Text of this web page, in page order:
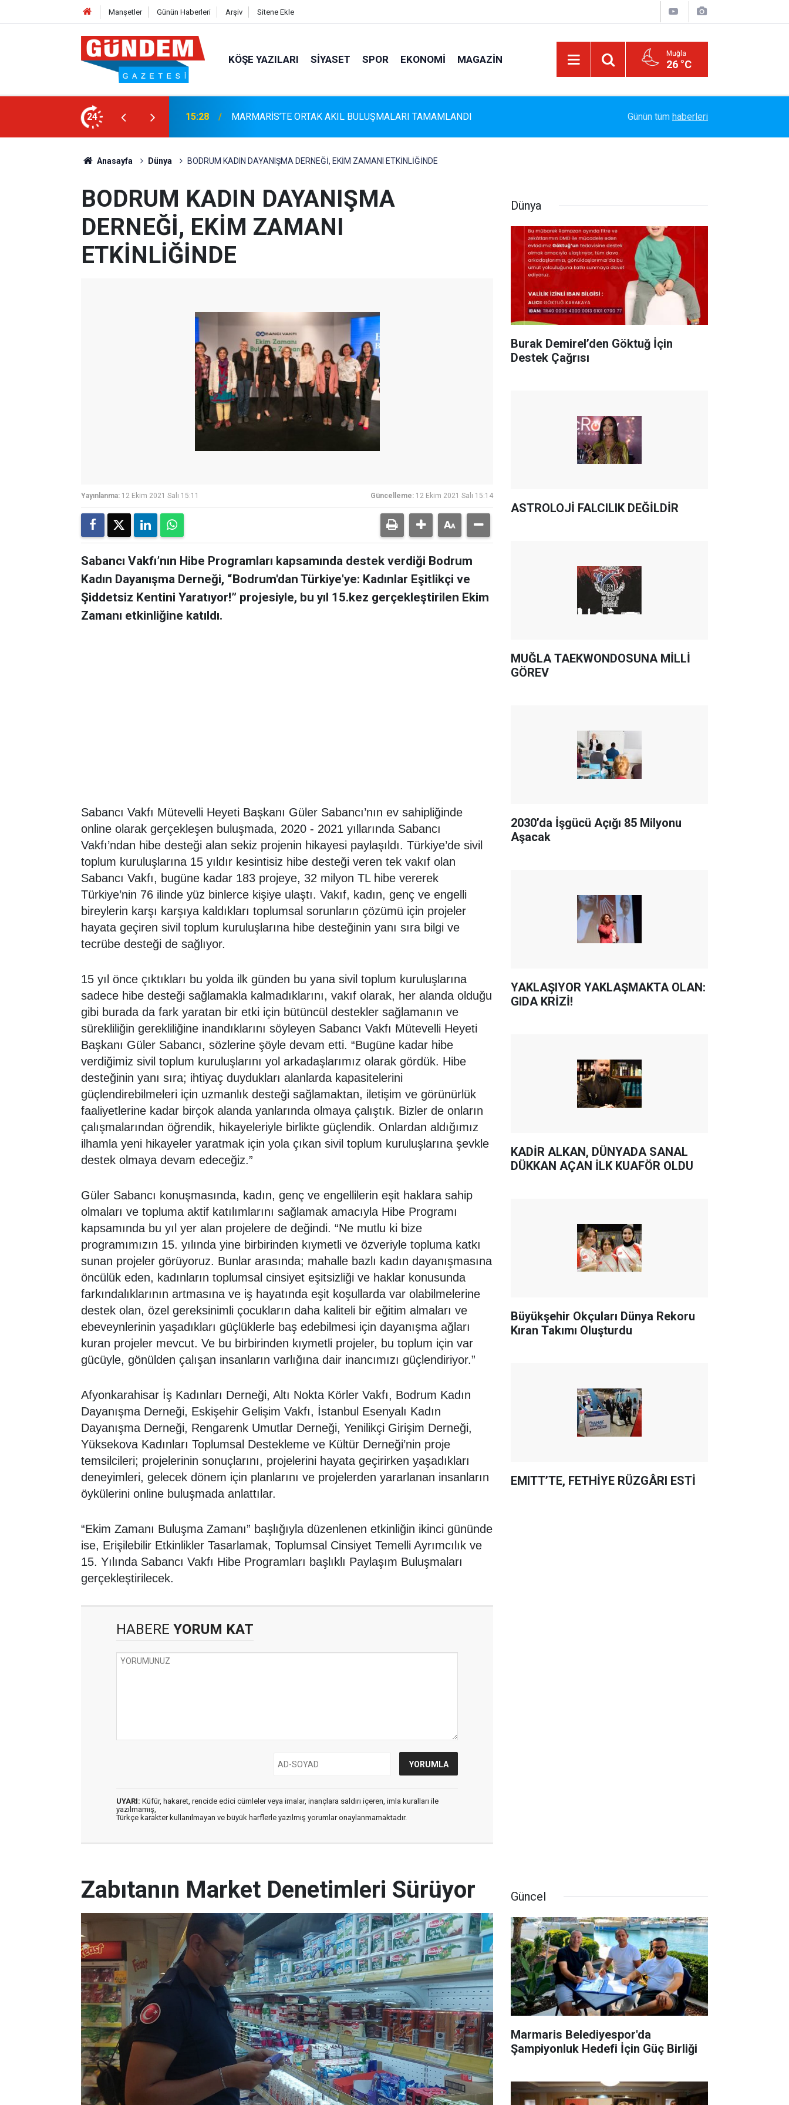
Manşetler Günün Haberleri Arşiv Sitene Ekle
KÖŞE YAZILARI SIYASET SPOR EKONOMI MAGAZIN Muğla
26 °C
24
TAMAMLANDI 14:44 Marmaris'te Çam Ağaçlarına Güvenli Dokunuş: Budama Çalışmaları Sürüyor SİRAÇ İÇİN LUNAPARKTA BULUŞUYORUZ
Günün tüm haberleri
Anasayfa Dünya BODRUM KADIN DAYANIŞMA DERNEĞİ, EKİM ZAMANI ETKİNLİĞİNDE
BODRUM KADIN DAYANIŞMA
DERNEĞİ, EKİM ZAMANI
ETKİNLİĞİNDE
Yayınlanma: 12 Ekim 2021 Salı 15:11 Güncelleme: 12 Ekim 2021 Salı 15:14
Sabancı Vakfı’nın Hibe Programları kapsamında destek verdiği Bodrum
Kadın Dayanışma Derneği, “Bodrum'dan Türkiye'ye: Kadınlar Eşitlikçi ve
Şiddetsiz Kentini Yaratıyor!” projesiyle, bu yıl 15.kez gerçekleştirilen Ekim
Zamanı etkinliğine katıldı.
Sabancı Vakfı Mütevelli Heyeti Başkanı Güler Sabancı’nın ev sahipliğinde
online olarak gerçekleşen buluşmada, 2020 - 2021 yıllarında Sabancı
Vakfı’ndan hibe desteği alan sekiz projenin hikayesi paylaşıldı. Türkiye’de sivil
toplum kuruluşlarına 15 yıldır kesintisiz hibe desteği veren tek vakıf olan
Sabancı Vakfı, bugüne kadar 183 projeye, 32 milyon TL hibe vererek
Türkiye’nin 76 ilinde yüz binlerce kişiye ulaştı. Vakıf, kadın, genç ve engelli
bireylerin karşı karşıya kaldıkları toplumsal sorunların çözümü için projeler
hayata geçiren sivil toplum kuruluşlarına hibe desteğinin yanı sıra bilgi ve
tecrübe desteği de sağlıyor.
15 yıl önce çıktıkları bu yolda ilk günden bu yana sivil toplum kuruluşlarına
sadece hibe desteği sağlamakla kalmadıklarını, vakıf olarak, her alanda olduğu
gibi burada da fark yaratan bir etki için bütüncül destekler sağlamanın ve
sürekliliğin gerekliliğine inandıklarını söyleyen Sabancı Vakfı Mütevelli Heyeti
Başkanı Güler Sabancı, sözlerine şöyle devam etti. “Bugüne kadar hibe
verdiğimiz sivil toplum kuruluşlarını yol arkadaşlarımız olarak gördük. Hibe
desteğinin yanı sıra; ihtiyaç duydukları alanlarda kapasitelerini
güçlendirebilmeleri için uzmanlık desteği sağlamaktan, iletişim ve görünürlük
faaliyetlerine kadar birçok alanda yanlarında olmaya çalıştık. Bizler de onların
çalışmalarından öğrendik, hikayeleriyle birlikte güçlendik. Onlardan aldığımız
ilhamla yeni hikayeler yaratmak için yola çıkan sivil toplum kuruluşlarına şevkle
destek olmaya devam edeceğiz.”
Güler Sabancı konuşmasında, kadın, genç ve engellilerin eşit haklara sahip
olmaları ve topluma aktif katılımlarını sağlamak amacıyla Hibe Programı
kapsamında bu yıl yer alan projelere de değindi. “Ne mutlu ki bize
programımızın 15. yılında yine birbirinden kıymetli ve özveriyle topluma katkı
sunan projeler görüyoruz. Bunlar arasında; mahalle bazlı kadın dayanışmasına
öncülük eden, kadınların toplumsal cinsiyet eşitsizliği ve haklar konusunda
farkındalıklarının artmasına ve iş hayatında eşit koşullarda var olabilmelerine
destek olan, özel gereksinimli çocukların daha kaliteli bir eğitim almaları ve
ebeveynlerinin yaşadıkları güçlüklerle baş edebilmesi için dayanışma ağları
kuran projeler mevcut. Ve bu birbirinden kıymetli projeler, bu toplum için var
gücüyle, gönülden çalışan insanların varlığına dair inancımızı güçlendiriyor.”
Afyonkarahisar İş Kadınları Derneği, Altı Nokta Körler Vakfı, Bodrum Kadın
Dayanışma Derneği, Eskişehir Gelişim Vakfı, İstanbul Esenyalı Kadın
Dayanışma Derneği, Rengarenk Umutlar Derneği, Yenilikçi Girişim Derneği,
Yüksekova Kadınları Toplumsal Destekleme ve Kültür Derneği’nin proje
temsilcileri; projelerinin sonuçlarını, projelerini hayata geçirirken yaşadıkları
deneyimleri, gelecek dönem için planlarını ve projelerden yararlanan insanların
öykülerini online buluşmada anlattılar.
“Ekim Zamanı Buluşma Zamanı” başlığıyla düzenlenen etkinliğin ikinci gününde
ise, Erişilebilir Etkinlikler Tasarlamak, Toplumsal Cinsiyet Temelli Ayrımcılık ve
15. Yılında Sabancı Vakfı Hibe Programları başlıklı Paylaşım Buluşmaları
gerçekleştirilecek.
HABERE YORUM KAT
UYARI: Küfür, hakaret, rencide edici cümleler veya imalar, inançlara saldırı içeren, imla kuralları ile
yazılmamış,
Türkçe karakter kullanılmayan ve büyük harflerle yazılmış yorumlar onaylanmamaktadır.
Dünya
Burak Demirel’den Göktuğ İçin
Destek Çağrısı
ASTROLOJİ FALCILIK DEĞİLDİR
MUĞLA TAEKWONDOSUNA MİLLİ
GÖREV
2030’da İşgücü Açığı 85 Milyonu
Aşacak
YAKLAŞIYOR YAKLAŞMAKTA OLAN:
GIDA KRİZİ!
KADİR ALKAN, DÜNYADA SANAL
DÜKKAN AÇAN İLK KUAFÖR OLDU
Büyükşehir Okçuları Dünya Rekoru
Kıran Takımı Oluşturdu
EMITT’TE, FETHİYE RÜZGÂRI ESTİ
Zabıtanın Market Denetimleri Sürüyor Güncel
Marmaris Belediyespor'da
Şampiyonluk Hedefi İçin Güç Birliği